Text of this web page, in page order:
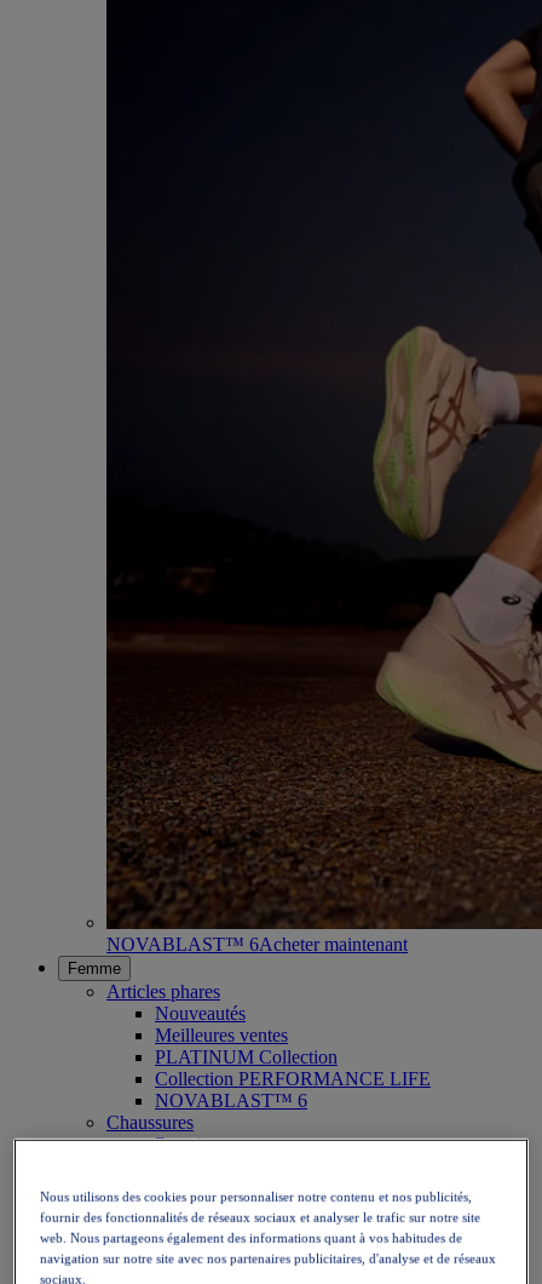
NOVABLAST™ 6Acheter maintenant
Femme
Articles phares
Nouveautés
Meilleures ventes
PLATINUM Collection
Collection PERFORMANCE LIFE
NOVABLAST™ 6
Chaussures
Running
Tennis
Volleyball
Handball
Padel
Nous utilisons des cookies pour personnaliser notre contenu et nos publicités,
fournir des fonctionnalités de réseaux sociaux et analyser le trafic sur notre site
web. Nous partageons également des informations quant à vos habitudes de
navigation sur notre site avec nos partenaires publicitaires, d'analyse et de réseaux
sociaux.